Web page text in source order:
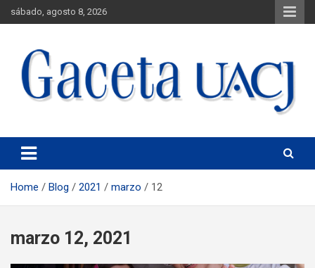
sábado, agosto 8, 2026
Gaceta UACJ
Home Blog 2021 marzo 12
marzo 12, 2021